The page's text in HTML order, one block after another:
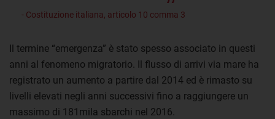
- Costituzione italiana, articolo 10 comma 3
Il termine “emergenza” è stato spesso associato in questi
anni al fenomeno migratorio. Il flusso di arrivi via mare ha
registrato un aumento a partire dal 2014 ed è rimasto su
livelli elevati negli anni successivi fino a raggiungere un
massimo di 181mila sbarchi nel 2016.